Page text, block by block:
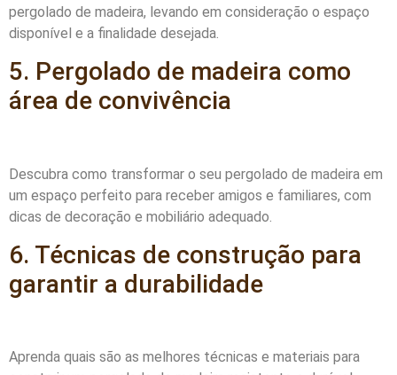
pergolado de madeira, levando em consideração o espaço
disponível e a finalidade desejada.
5. Pergolado de madeira como
área de convivência
Descubra como transformar o seu pergolado de madeira em
um espaço perfeito para receber amigos e familiares, com
dicas de decoração e mobiliário adequado.
6. Técnicas de construção para
garantir a durabilidade
Aprenda quais são as melhores técnicas e materiais para